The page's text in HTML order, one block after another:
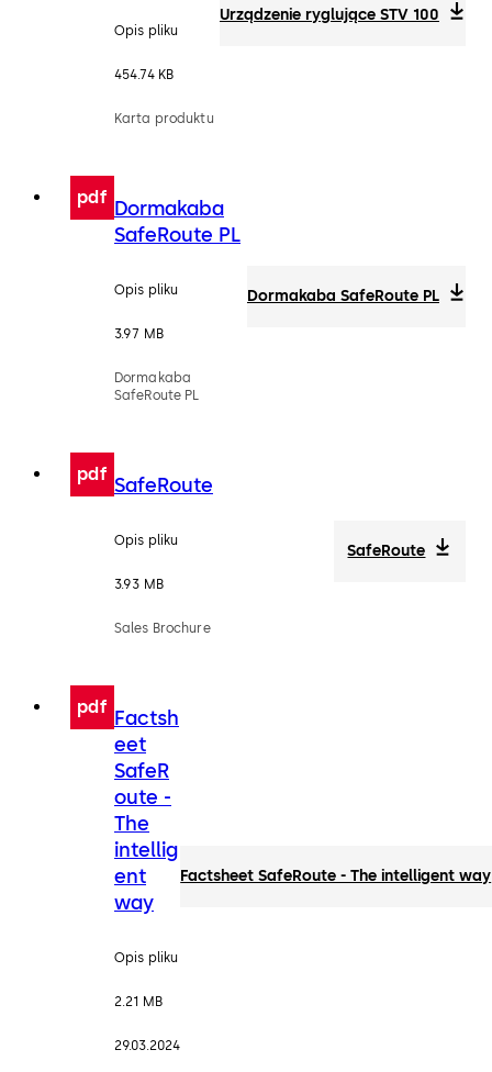
Opis pliku
454.74 KB
Karta produktu
Urządzenie ryglujące STV 100
pdf Dormakaba
SafeRoute PL
Opis pliku
3.97 MB
Dormakaba
SafeRoute PL
Dormakaba SafeRoute PL
pdf SafeRoute
Opis pliku
3.93 MB
Sales Brochure
SafeRoute
pdf Factsh
eet
SafeR
oute -
The
intellig
ent
way
Opis pliku
2.21 MB
29.03.2024
Factsheet SafeRoute - The intelligent way